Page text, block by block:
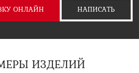
ОНЛАЙН НАПИСАТЬ
ИЗДЕЛИЙ